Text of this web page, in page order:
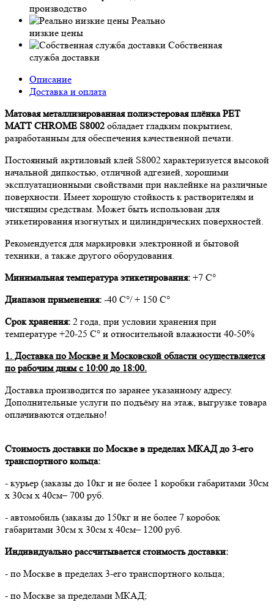
производство
Реально
низкие цены
Собственная
служба доставки
Описание
Доставка и оплата
Матовая металлизированная полиэстеровая плёнка PET
MATT CHROME S8002 обладает гладким покрытием,
разработанным для обеспечения качественной печати.
Постоянный акртиловый клей S8002 характеризуется высокой
начальной дипкостью, отличной адгезией, хорошими
эксплуатационными свойствами при наклейнке на различные
поверхности. Имеет хорошую стойкость к растворителям и
чистящим средствам. Может быть использован для
этикетирования изогнутых и цилиндрических поверхностей.
Рекомендуется для маркировки электронной и бытовой
техники, а также другого оборудования.
Минимальная температура этикетирования: +7 С°
Диапазон применения: -40 С°/ + 150 С°
Срок хранения: 2 года, при условии хранения при
температуре +20-25 С° и относительной влажности 40-50%
1. Доставка по Москве и Московской области осуществляется
по рабочим дням с 10:00 до 18:00.
Доставка производится по заранее указанному адресу.
Дополнительные услуги по подъёму на этаж, выгрузке товара
оплачиваются отдельно!
Стоимость доставки по Москве в пределах МКАД до 3-его
транспортного кольца:
- курьер (заказы до 10кг и не более 1 коробки габаритами 30см
х 30см х 40см– 700 руб.
- автомобиль (заказы до 150кг и не более 7 коробок
габаритами 30см х 30см х 40см– 1200 руб.
Индивидуально рассчитывается стоимость доставки:
- по Москве в пределах 3-его транспортного кольца;
- по Москве за пределами МКАД;